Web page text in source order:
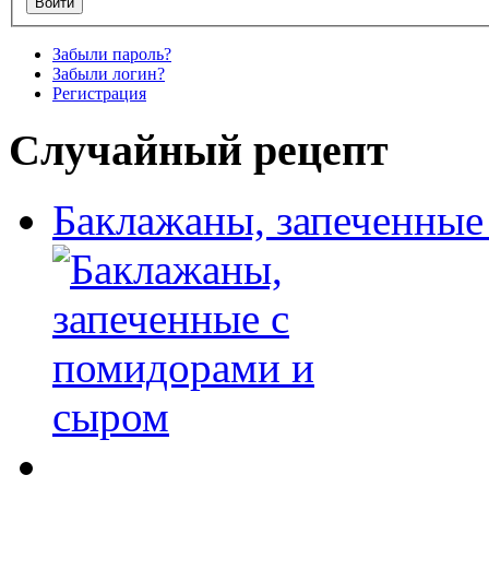
Забыли пароль?
Забыли логин?
Регистрация
Случайный рецепт
Баклажаны,